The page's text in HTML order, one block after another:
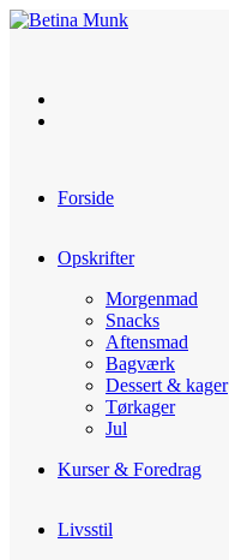
Skip
Forside
Opskrifter
Morgenmad
Snacks
Aftensmad
Bagværk
Dessert & kager
Tørkager
Jul
Kurser & Foredrag
Livsstil